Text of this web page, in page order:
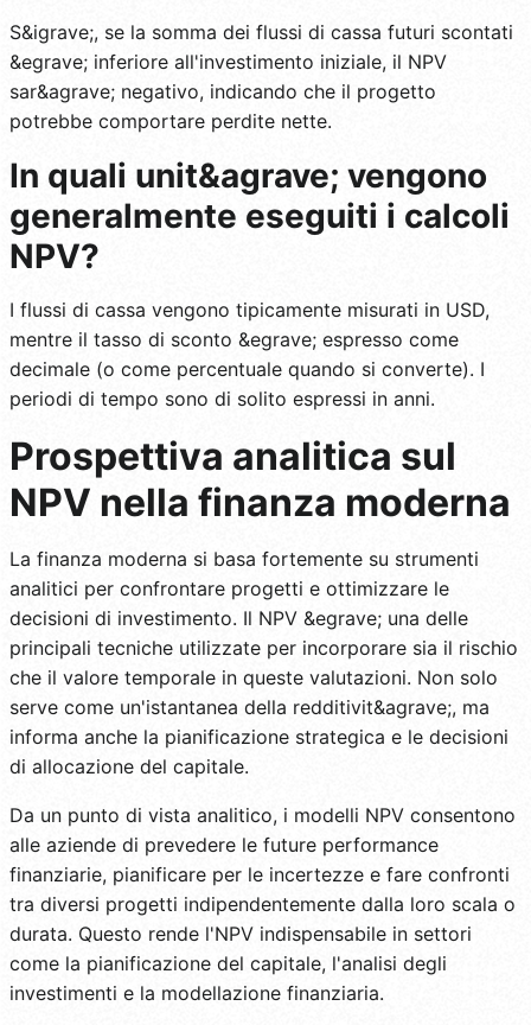
S&igrave;, se la somma dei flussi di cassa futuri scontati
&egrave; inferiore all'investimento iniziale, il NPV
sar&agrave; negativo, indicando che il progetto
potrebbe comportare perdite nette.
In quali unit&agrave; vengono
generalmente eseguiti i calcoli
NPV?
I flussi di cassa vengono tipicamente misurati in USD,
mentre il tasso di sconto &egrave; espresso come
decimale (o come percentuale quando si converte). I
periodi di tempo sono di solito espressi in anni.
Prospettiva analitica sul
NPV nella finanza moderna
La finanza moderna si basa fortemente su strumenti
analitici per confrontare progetti e ottimizzare le
decisioni di investimento. Il NPV &egrave; una delle
principali tecniche utilizzate per incorporare sia il rischio
che il valore temporale in queste valutazioni. Non solo
serve come un'istantanea della redditivit&agrave;, ma
informa anche la pianificazione strategica e le decisioni
di allocazione del capitale.
Da un punto di vista analitico, i modelli NPV consentono
alle aziende di prevedere le future performance
finanziarie, pianificare per le incertezze e fare confronti
tra diversi progetti indipendentemente dalla loro scala o
durata. Questo rende l'NPV indispensabile in settori
come la pianificazione del capitale, l'analisi degli
investimenti e la modellazione finanziaria.